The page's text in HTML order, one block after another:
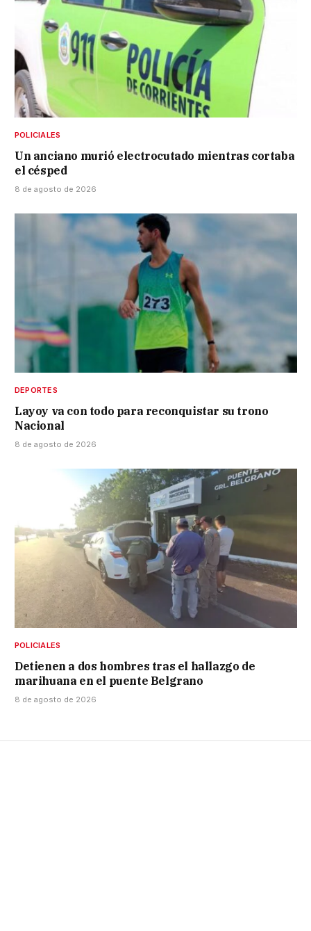
POLICIALES
Un anciano murió electrocutado mientras cortaba
el césped
8 de agosto de 2026
DEPORTES
Layoy va con todo para reconquistar su trono
Nacional
8 de agosto de 2026
POLICIALES
Detienen a dos hombres tras el hallazgo de
marihuana en el puente Belgrano
8 de agosto de 2026